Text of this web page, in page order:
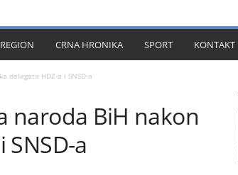
REGION CRNA HRONIKA SPORT KONTAKT
delegata HDZ-a i SNSD-a
naroda BiH nakon
a